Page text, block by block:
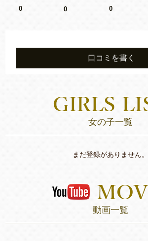
0
0
0
口コミを書く
女の子一覧
まだ登録がありません。
動画一覧